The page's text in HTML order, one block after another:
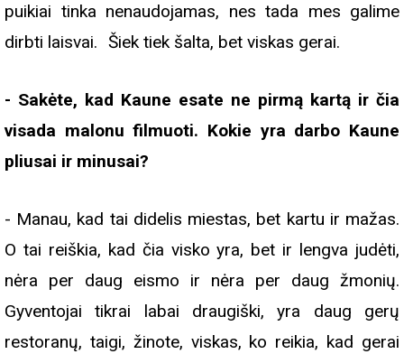
puikiai tinka nenaudojamas, nes tada mes galime
dirbti laisvai. Šiek tiek šalta, bet viskas gerai.
- Sakėte, kad Kaune esate ne pirmą kartą ir čia
visada malonu filmuoti. Kokie yra darbo Kaune
pliusai ir minusai?
- Manau, kad tai didelis miestas, bet kartu ir mažas.
O tai reiškia, kad čia visko yra, bet ir lengva judėti,
nėra per daug eismo ir nėra per daug žmonių.
Gyventojai tikrai labai draugiški, yra daug gerų
restoranų, taigi, žinote, viskas, ko reikia, kad gerai